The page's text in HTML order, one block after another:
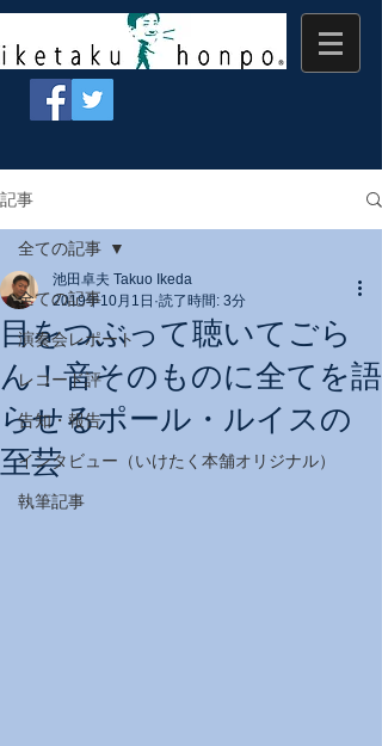
記事
全ての記事
演奏会レポート
レコード評
告知・報告
インタビュー（いけたく本舗オリジナル）
執筆記事
全ての記事
目をつぶって聴いてごら
ん！音そのものに全てを語
らせるポール・ルイスの
至芸
池田卓夫 Takuo Ikeda
2019年10月1日 読了時間: 3分